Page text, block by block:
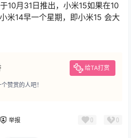
10月31日推出，小米15如果在10
米14早一个星期，即小米15 会大
给TA打赏
赞赏的人吧！
举报 0 0